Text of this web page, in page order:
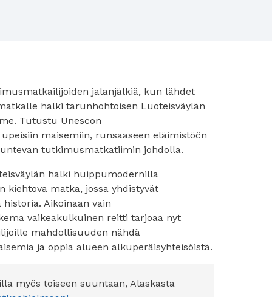
jalanjälkiä, kun lähdet
halki tarunhohtoisen Luoteisväylän
Tutustu Unescon
maisemiin, runsaaseen eläimistöön
tutkimusmatkatiimin johdolla.
halki huippumodernilla
matka, jossa yhdistyvät
Aikoinaan vain
vaikeakulkuinen reitti tarjoaa nyt
mahdollisuuden nähdä
ja oppia alueen alkuperäisyhteisöistä.
myös toiseen suuntaan, Alaskasta